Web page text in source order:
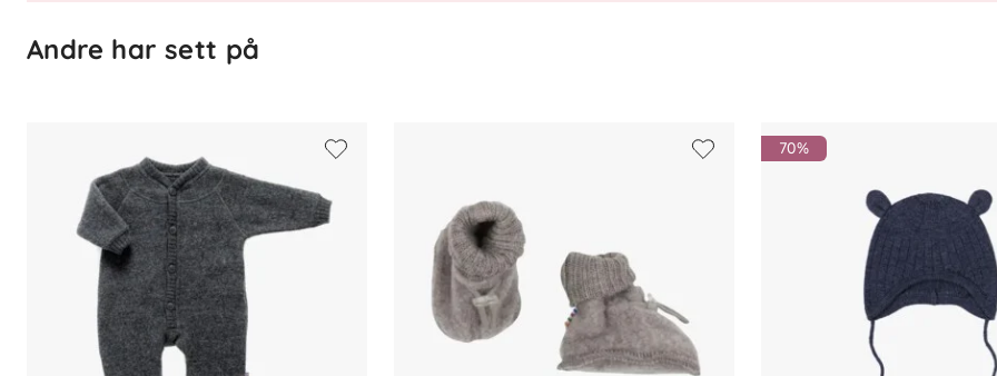
Passform: Normal
Andre har sett på
70%